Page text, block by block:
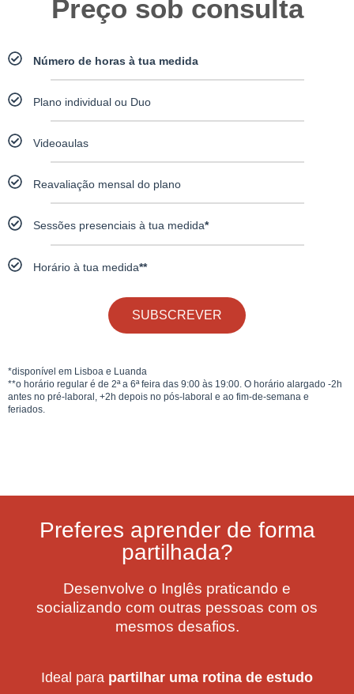
Preço sob consulta
Número de horas à tua medida
Plano individual ou Duo
Videoaulas
Reavaliação mensal do plano
Sessões presenciais à tua medida*
Horário à tua medida**
SUBSCREVER
*disponível em Lisboa e Luanda
**o horário regular é de 2ª a 6ª feira das 9:00 às 19:00. O horário alargado -2h
antes no pré-laboral, +2h depois no pós-laboral e ao fim-de-semana e
feriados.
Preferes aprender de forma
partilhada?
Desenvolve o Inglês praticando e
socializando com outras pessoas com os
mesmos desafios.
Ideal para partilhar uma rotina de estudo